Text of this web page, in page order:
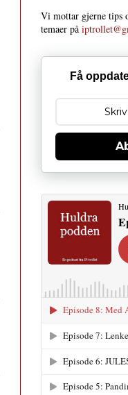
Vi mottar gjerne tips
temaer på
Få